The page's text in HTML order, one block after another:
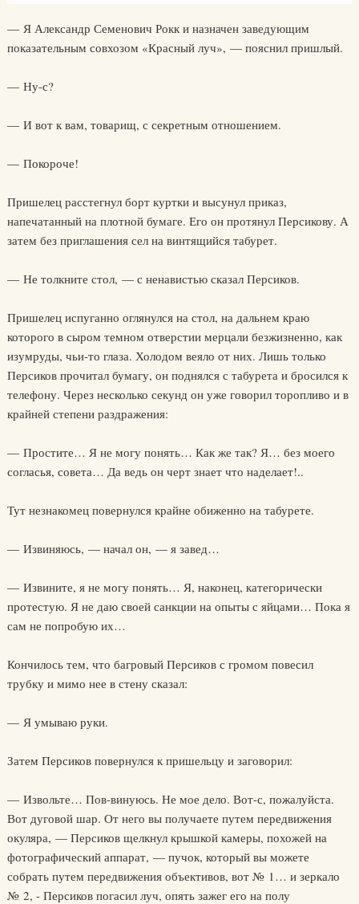
— Я Александр Семенович Рокк и назначен заведующим
показательным совхозом «Красный луч», — пояснил пришлый.
— Ну-с?
— И вот к вам, товарищ, с секретным отношением.
— Покороче!
Пришелец расстегнул борт куртки и высунул приказ,
напечатанный на плотной бумаге. Его он протянул Персикову. А
затем без приглашения сел на винтящийся табурет.
— Не толкните стол, — с ненавистью сказал Персиков.
Пришелец испуганно оглянулся на стол, на дальнем краю
которого в сыром темном отверстии мерцали безжизненно, как
изумруды, чьи-то глаза. Холодом веяло от них. Лишь только
Персиков прочитал бумагу, он поднялся с табурета и бросился к
телефону. Через несколько секунд он уже говорил торопливо и в
крайней степени раздражения:
— Простите… Я не могу понять… Как же так? Я… без моего
согласья, совета… Да ведь он черт знает что наделает!..
Тут незнакомец повернулся крайне обиженно на табурете.
— Извиняюсь, — начал он, — я завед…
— Извините, я не могу понять… Я, наконец, категорически
протестую. Я не даю своей санкции на опыты с яйцами… Пока я
сам не попробую их…
Кончилось тем, что багровый Персиков с громом повесил
трубку и мимо нее в стену сказал:
— Я умываю руки.
Затем Персиков повернулся к пришельцу и заговорил:
— Извольте… Пов-винуюсь. Не мое дело. Вот-с, пожалуйста.
Вот дуговой шар. От него вы получаете путем передвижения
окуляра, — Персиков щелкнул крышкой камеры, похожей на
фотографический аппарат, — пучок, который вы можете
собрать путем передвижения объективов, вот № 1… и зеркало
№ 2, - Персиков погасил луч, опять зажег его на полу